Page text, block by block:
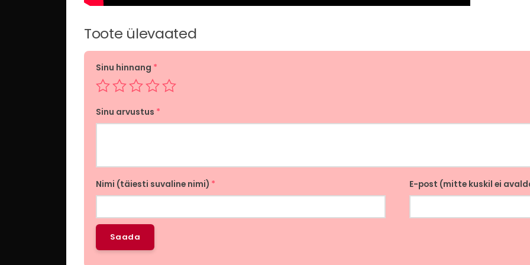
Toote ülevaated
Sinu hinnang *
Sinu arvustus *
Nimi (täiesti suvaline nimi) * E-post (mitte kuskil ei